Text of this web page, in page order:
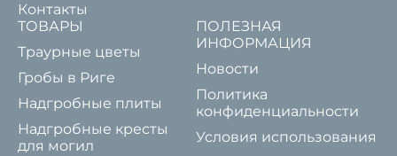
Контакты
ТОВАРЫ
Траурные цветы
Гробы в Риге
Надгробные плиты
Надгробные кресты
для могил
ПОЛЕЗНАЯ
ИНФОРМАЦИЯ
Новости
Политика
конфиденциальности
Условия использования